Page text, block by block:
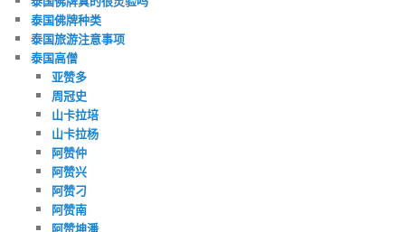
泰国佛牌种类
泰国旅游注意事项
泰国高僧
亚赞多
周冠史
山卡拉培
山卡拉杨
阿赞仲
阿赞兴
阿赞刁
阿赞南
阿赞坤潘